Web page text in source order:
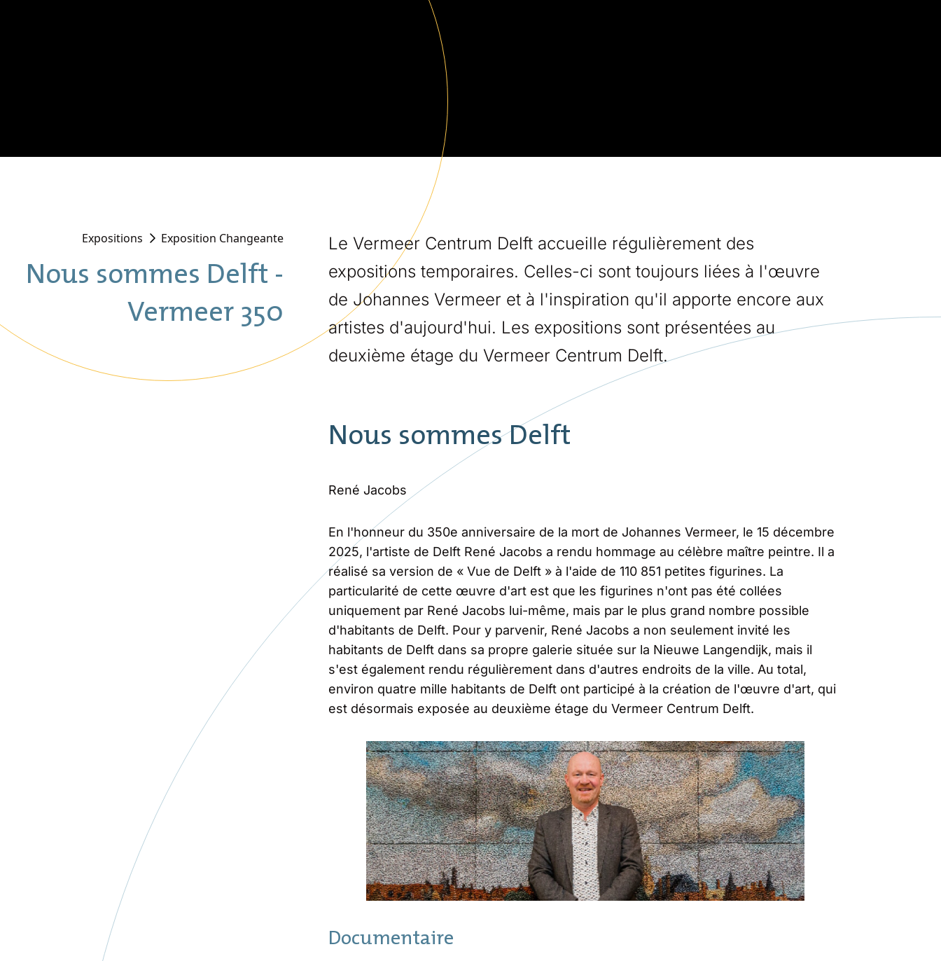
Expositions Exposition Changeante
Nous sommes Delft -
Vermeer 350
Le Vermeer Centrum Delft accueille régulièrement des
expositions temporaires. Celles-ci sont toujours liées à l'œuvre
de Johannes Vermeer et à l'inspiration qu'il apporte encore aux
artistes d'aujourd'hui. Les expositions sont présentées au
deuxième étage du Vermeer Centrum Delft.
Nous sommes Delft
René Jacobs
En l'honneur du 350e anniversaire de la mort de Johannes Vermeer, le 15 décembre
2025, l'artiste de Delft René Jacobs a rendu hommage au célèbre maître peintre. Il a
réalisé sa version de « Vue de Delft » à l'aide de 110 851 petites figurines. La
particularité de cette œuvre d'art est que les figurines n'ont pas été collées
uniquement par René Jacobs lui-même, mais par le plus grand nombre possible
d'habitants de Delft. Pour y parvenir, René Jacobs a non seulement invité les
habitants de Delft dans sa propre galerie située sur la Nieuwe Langendijk, mais il
s'est également rendu régulièrement dans d'autres endroits de la ville. Au total,
environ quatre mille habitants de Delft ont participé à la création de l'œuvre d'art, qui
est désormais exposée au deuxième étage du Vermeer Centrum Delft.
Documentaire